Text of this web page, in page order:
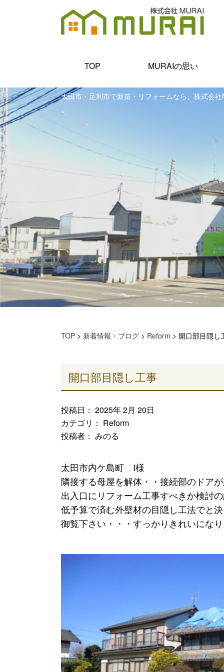
TOP MURAIの思い
太田市・足利市で新築・リフォームなら、株式会
TOP > 新着情報・ブログ > Reform > 開口部目隠し
開口部目隠し工事
投稿日： 2025年 2月 20日
カテゴリ： Reform
投稿者： みのる
太田市内ケ島町 I様
隣接する母屋を解体・・接続部のドア
出入口にリフォーム工事すべきか検討
低予算で済む外壁材の目隠し工法でと
御覧下さい・・・すっかりきれいにな